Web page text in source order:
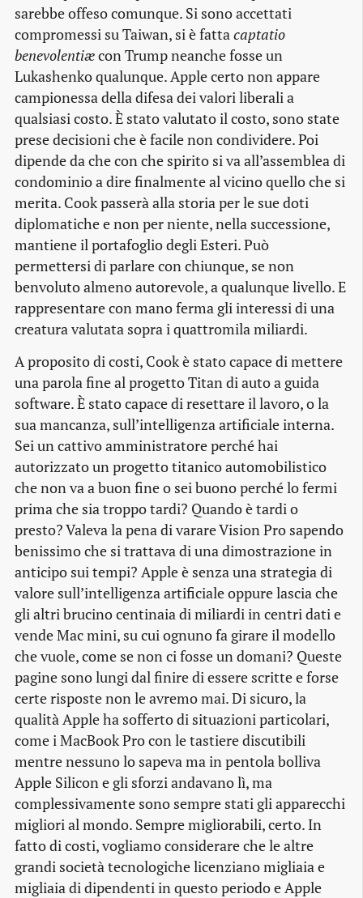
sarebbe offeso comunque. Si sono accettati
compromessi su Taiwan, si è fattacaptatio
benevolentiæcon Trump neanche fosse un
Lukashenko qualunque. Apple certo non appare
campionessa della difesa dei valori liberali a
qualsiasi costo. È stato valutato il costo, sono state
prese decisioni che è facile non condividere. Poi
dipende da che con che spirito si va all’assemblea di
condominio a dire finalmente al vicino quello che si
merita. Cook passerà alla storia per le sue doti
diplomatiche e non per niente, nella successione,
mantiene il portafoglio degli Esteri. Può
permettersi di parlare con chiunque, se non
benvoluto almeno autorevole, a qualunque livello. E
rappresentare con mano ferma gli interessi di una
creatura valutata sopra i quattromila miliardi.
A proposito di costi, Cook è stato capace di mettere
una parola fine al progetto Titan di auto a guida
software. È stato capace di resettare il lavoro, o la
sua mancanza, sull’intelligenza artificiale interna.
Sei un cattivo amministratore perché hai
autorizzato un progetto titanico automobilistico
che non va a buon fine o sei buono perché lo fermi
prima che sia troppo tardi? Quando è tardi o
presto? Valeva la pena di varare Vision Pro sapendo
benissimo che si trattava di una dimostrazione in
anticipo sui tempi? Apple è senza una strategia di
valore sull’intelligenza artificiale oppure lascia che
gli altri brucino centinaia di miliardi in centri dati e
vende Mac mini, su cui ognuno fa girare il modello
che vuole, come se non ci fosse un domani? Queste
pagine sono lungi dal finire di essere scritte e forse
certe risposte non le avremo mai. Di sicuro, la
qualità Apple ha sofferto di situazioni particolari,
come i MacBook Pro con le tastiere discutibili
mentre nessuno lo sapeva ma in pentola bolliva
Apple Silicon e gli sforzi andavano lì, ma
complessivamente sono sempre stati gli apparecchi
migliori al mondo. Sempre migliorabili, certo. In
fatto di costi, vogliamo considerare che le altre
grandi società tecnologiche licenziano migliaia e
migliaia di dipendenti in questo periodo e Apple